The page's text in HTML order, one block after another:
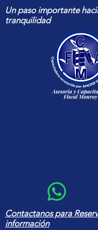
Un paso importante
tranquilidad
Contactanos para
información